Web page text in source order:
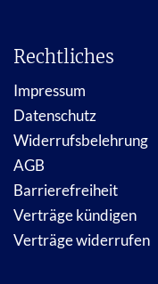
Rechtliches
Impressum
Datenschutz
Widerrufsbelehrung
AGB
Barrierefreiheit
Verträge kündigen
Verträge widerrufen